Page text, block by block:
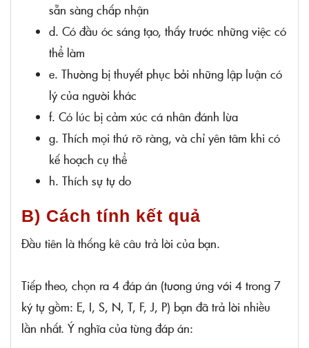
sẵn sàng chấp nhận
d. Có đầu óc sáng tạo, thấy trước những việc có
thể làm
e. Thường bị thuyết phục bởi những lập luận có
lý của người khác
f. Có lúc bị cảm xúc cá nhân đánh lừa
g. Thích mọi thứ rõ ràng, và chỉ yên tâm khi có
kế hoạch cụ thể
h. Thích sự tự do
B) Cách tính kết quả
Đầu tiên là thống kê câu trả lời của bạn.
Tiếp theo, chọn ra 4 đáp án (tương ứng với 4 trong 7
ký tự gồm: E, I, S, N, T, F, J, P) bạn đã trả lời nhiều
lần nhất. Ý nghĩa của từng đáp án: